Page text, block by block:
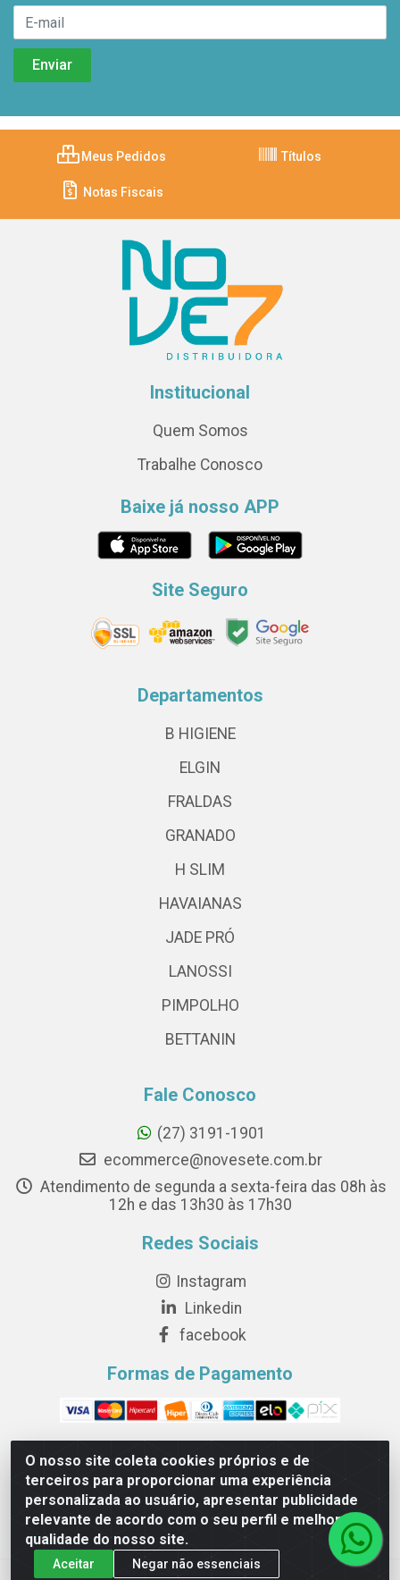
O nosso site coleta cookies próprios e de
terceiros para proporcionar uma experiência
personalizada ao usuário, apresentar publicidade
relevante de acordo com o seu perfil e melhorar a
qualidade do nosso site.
Aceitar Negar não essenciais
Meus Pedidos Títulos
Notas Fiscais
Institucional
Quem Somos
Trabalhe Conosco
Baixe já nosso APP
Site Seguro
Departamentos
B HIGIENE
ELGIN
FRALDAS
GRANADO
H SLIM
HAVAIANAS
JADE PRÓ
LANOSSI
PIMPOLHO
BETTANIN
Fale Conosco
(27) 3191-1901
ecommerce@novesete.com.br
Atendimento de segunda a sexta-feira das 08h às
12h e das 13h30 às 17h30
Redes Sociais
Instagram
Linkedin
facebook
Formas de Pagamento
Novesete Distribuidora LTDA - Avenida Setecentos, S/N,
Terminal Intermodal da Serra, Serra/ES - CEP 29161-414 -
CNPJ 29.479.604/0001-44